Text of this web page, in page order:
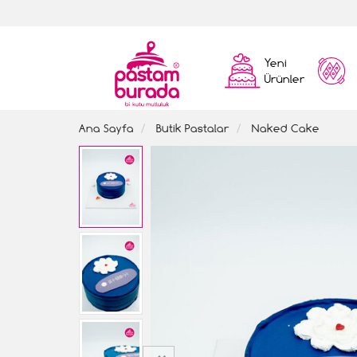
Yeni
Ürünler
Ana Sayfa Butik Pastalar Naked Cake